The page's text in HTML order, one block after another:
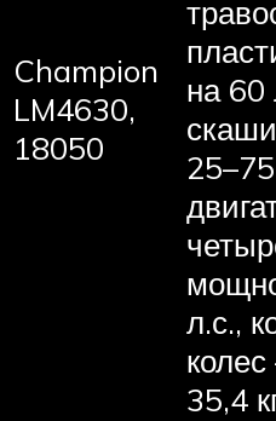
Champion
LM4630,
18050
на 60
л.с.,
35,4